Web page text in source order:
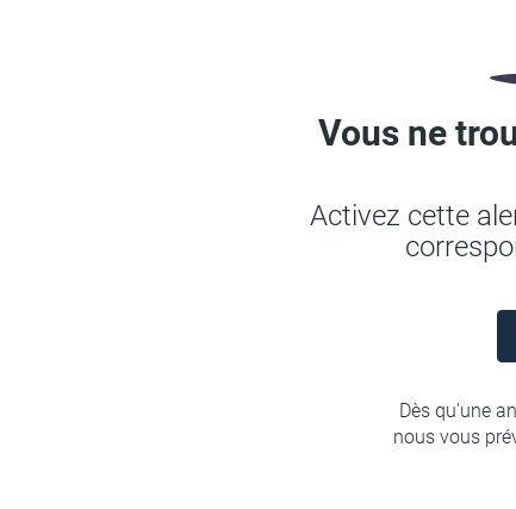
Vous ne
Activez cette
Dès qu'une
nous vous